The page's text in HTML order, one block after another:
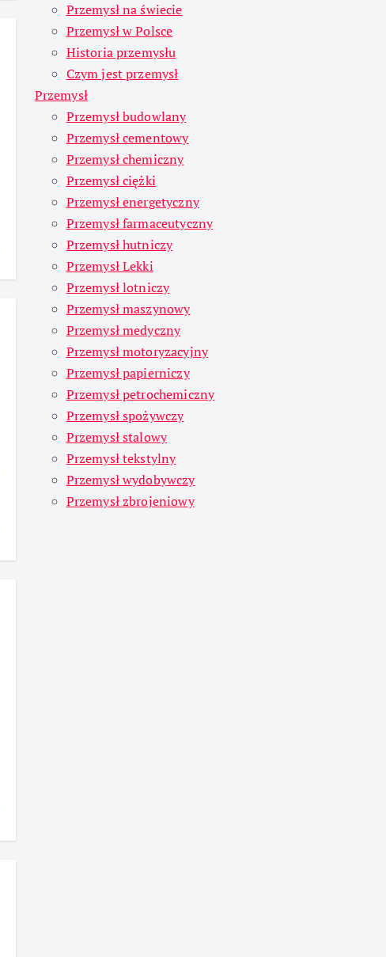
Przemysł na świecie
Przemysł w Polsce
Historia przemysłu
Czym jest przemysł
Przemysł
Przemysł budowlany
Przemysł cementowy
Przemysł chemiczny
Przemysł ciężki
Przemysł energetyczny
Przemysł farmaceutyczny
Przemysł hutniczy
Przemysł Lekki
Przemysł lotniczy
Przemysł maszynowy
Przemysł medyczny
Przemysł motoryzacyjny
Przemysł papierniczy
Przemysł petrochemiczny
Przemysł spożywczy
Przemysł stalowy
Przemysł tekstylny
Przemysł wydobywczy
Przemysł zbrojeniowy